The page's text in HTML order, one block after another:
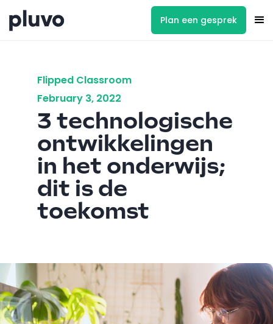
Plan een gesprek
Flipped Classroom
February 3, 2022
3 technologische
ontwikkelingen
in het onderwijs;
dit is de
toekomst